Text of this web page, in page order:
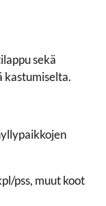
sekä
kastumiselta.
pss, muut koot